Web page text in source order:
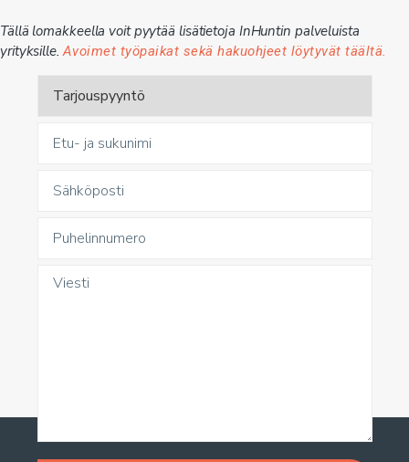
Tällä lomakkeella voit pyytää lisätietoja InHuntin palveluista
yrityksille.Avoimet työpaikat sekä hakuohjeet löytyvät täältä.